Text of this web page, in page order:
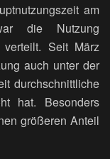
am
die Nutzung
Seit März
auch unter der
durchschnittliche
hat. Besonders
größeren Anteil